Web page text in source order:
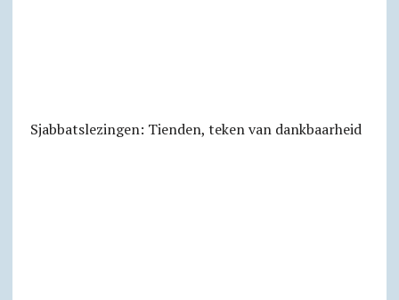
Sjabbats­lezingen: Tienden, teken van dankbaarheid